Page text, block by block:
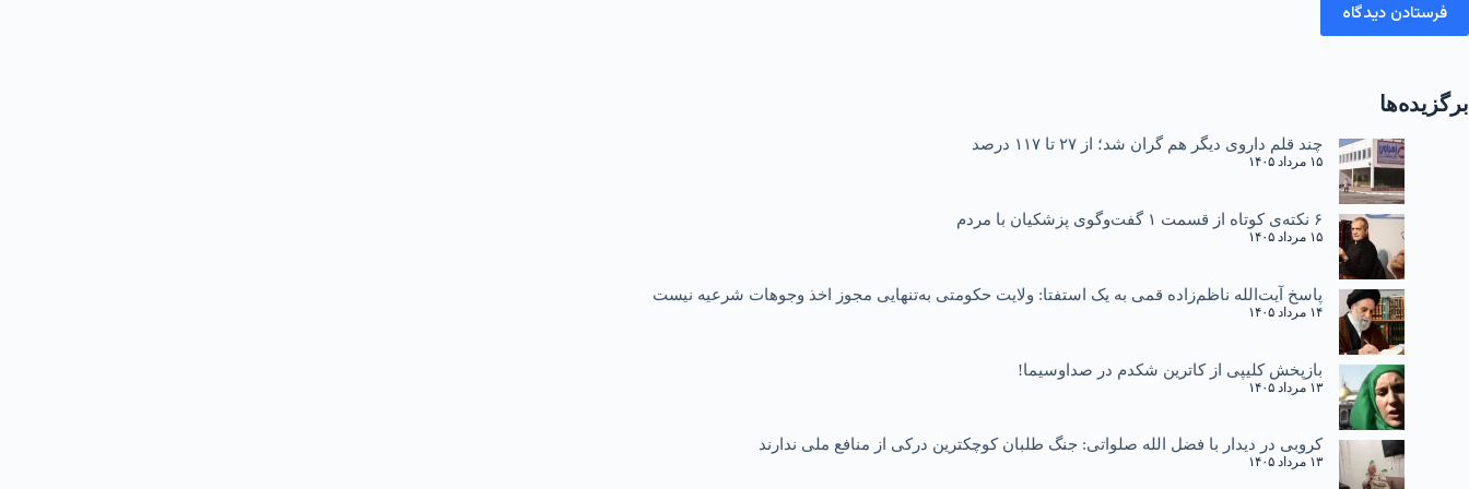
فرستادن دیدگاه
برگزیده‌ها
چند قلم داروی دیگر هم گران شد؛ از ۲۷ تا ۱۱۷ درصد
۱۵ مرداد ۱۴۰۵
۶ نکته‌ی کوتاه از قسمت ۱ گفت‌وگوی پزشکیان با مردم
۱۵ مرداد ۱۴۰۵
پاسخ آیت‌الله ناظم‌زاده قمی به یک استفتا: ولایت حکومتی به‌تنهایی مجوز اخذ وجوهات شرعیه نیست
۱۴ مرداد ۱۴۰۵
بازپخش کلیپی از کاترین شکدم در صداوسیما!
۱۳ مرداد ۱۴۰۵
کروبی در دیدار با فضل الله صلواتی: جنگ طلبان کوچکترین درکی از منافع ملی ندارند
۱۳ مرداد ۱۴۰۵